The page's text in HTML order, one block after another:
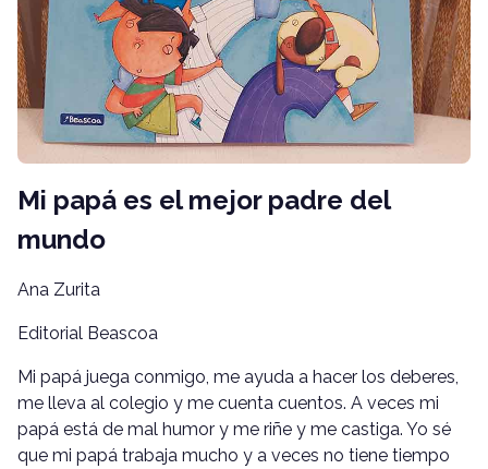
Mi papá es el mejor padre del
mundo
Ana Zurita
Editorial Beascoa
Mi papá juega conmigo, me ayuda a hacer los deberes,
me lleva al colegio y me cuenta cuentos. A veces mi
papá está de mal humor y me riñe y me castiga. Yo sé
que mi papá trabaja mucho y a veces no tiene tiempo